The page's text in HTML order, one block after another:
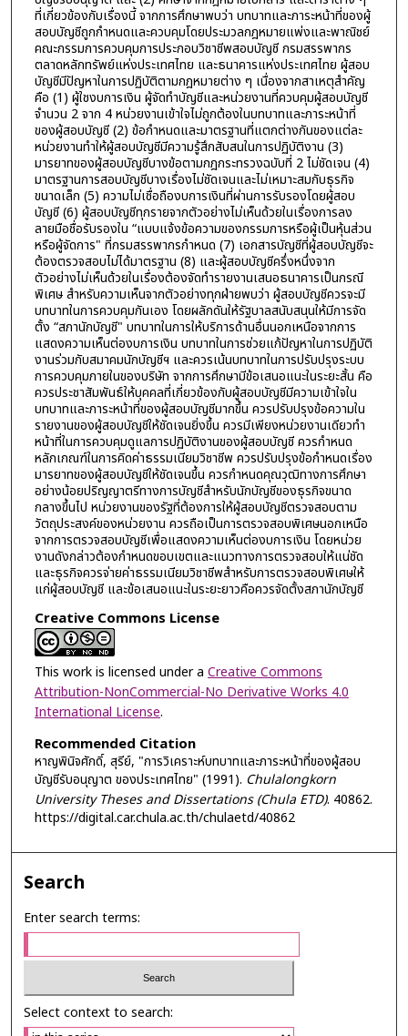
ที่เกี่ยวข้องกับเรื่องนี้ จากการศึกษาพบว่า บทบาทและภาระหน้าที่ของผู้
สอบบัญชีถูกกำหนดและควบคุมโดยประมวลกฎหมายแพ่งและพาณิชย์
คณะกรรมการควบคุมการประกอบวิชาชีพสอบบัญชี กรมสรรพากร
ตลาดหลักทรัพย์แห่งประเทศไทย และธนาคารแห่งประเทศไทย ผู้สอบ
บัญชีมีปัญหาในการปฏิบัติตามกฎหมายต่าง ๆ เนื่องจากสาเหตุสำคัญ
คือ (1) ผู้ใชงบการเงิน ผู้จัดทำบัญชีและหน่วยงานที่ควบคุมผู้สอบบัญชี
จำนวน 2 จาก 4 หน่วยงานเข้าใจไม่ถูกต้องในบทบาทและภาระหน้าที่
ของผู้สอบบัญชี (2) ข้อกำหนดและมาตรฐานที่แตกต่างกันของแต่ละ
หน่วยงานทำให้ผู้สอบบัญชีมีความรู้สึกสับสนในการปฏิบัติงาน (3)
มารยาทของผู้สอบบัญชีบางข้อตามกฎกระทรวงฉบับที่ 2 ไม่ชัดเจน (4)
มาตรฐานการสอบบัญชีบางเรื่องไม่ชัดเจนและไม่เหมาะสมกับธุรกิจ
ขนาดเล็ก (5) ความไม่เชื่อถืองบการเงินที่ผ่านการรับรองโดยผู้สอบ
บัญชี (6) ผู้สอบบัญชีทุกรายจากตัวอย่างไม่เห็นด้วยในเรื่องการลง
ลายมือชื่อรับรองใน “แบบแจ้งข้อความของกรรมการหรือผู้เป็นหุ้นส่วน
หรือผู้จัดการ" ที่กรมสรรพากรกำหนด (7) เอกสารบัญชีที่ผู้สอบบัญชีจะ
ต้องตรวจสอบไม่ได้มาตรฐาน (8) และผู้สอบบัญชีครึ่งหนึ่งจาก
ตัวอย่างไม่เห็นด้วยในเรื่องต้องจัดทำรายงานเสนอธนาคารเป็นกรณี
พิเศษ สำหรับความเห็นจากตัวอย่างทุกฝ่ายพบว่า ผู้สอบบัญชีควรจะมี
บทบาทในการควบคุมกันเอง โดยผลักดันให้รัฐบาลสนับสนุนให้มีการจัด
ตั้ง “สภานักบัญชี" บทบาทในการให้บริการด้านอื่นนอกเหนือจากการ
แสดงความเห็นต่องบการเงิน บทบาทในการช่วยแก้ปัญหาในการปฏิบัติ
งานร่วมกับสมาคมนักบัญชีฯ และควรเน้นบทบาทในการปรับปรุงระบบ
การควบคุมภายในของบริษัท จากการศึกษามีข้อเสนอแนะในระยะสั้น คือ
ควรประชาสัมพันธ์ให้บุคคลที่เกี่ยวข้องกับผู้สอบบัญชีมีความเข้าใจใน
บทบาทและภาระหน้าที่ของผู้สอบบัญชีมากขึ้น ควรปรับปรุงข้อความใน
รายงานของผู้สอบบัญชีให้ชัดเจนยิ่งขึ้น ควรมีเพียงหน่วยงานเดียวทำ
หน้าที่ในการควบคุมดูแลการปฏิบัติงานของผู้สอบบัญชี ควรกำหนด
หลักเกณฑ์ในการคิดค่าธรรมเนียมวิชาชีพ ควรปรับปรุงข้อกำหนดเรื่อง
มารยาทของผู้สอบบัญชีให้ชัดเจนขึ้น ควรกำหนดคุณวุฒิทางการศึกษา
อย่างน้อยปริญญาตรีทางการบัญชีสำหรับนักบัญชีของธุรกิจขนาด
กลางขึ้นไป หน่วยงานของรัฐที่ต้องการให้ผู้สอบบัญชีตรวจสอบตาม
วัตถุประสงค์ของหน่วยงาน ควรถือเป็นการตรวจสอบพิเศษนอกเหนือ
จากการตรวจสอบบัญชีเพื่อแสดงความเห็นต่องบการเงิน โดยหน่วย
งานดังกล่าวต้องกำหนดขอบเขตและแนวทางการตรวจสอบให้แน่ชัด
และธุรกิจควรจ่ายค่าธรรมเนียมวิชาชีพสำหรับการตรวจสอบพิเศษให้
แก่ผู้สอบบัญชี และข้อเสนอแนะในระยะยาวคือควรจัดตั้งสภานักบัญชี
Creative Commons License
This work is licensed under a Creative Commons
Attribution-NonCommercial-No Derivative Works 4.0
International License.
Recommended Citation
หาญพินิจศักดิ์, สุรีย์, "การวิเคราะห์บทบาทและภาระหน้าที่ของผู้สอบ
บัญชีรับอนุญาต ของประเทศไทย" (1991). Chulalongkorn
University Theses and Dissertations (Chula ETD). 40862.
https://digital.car.chula.ac.th/chulaetd/40862
Search
Enter search terms:
Select context to search: